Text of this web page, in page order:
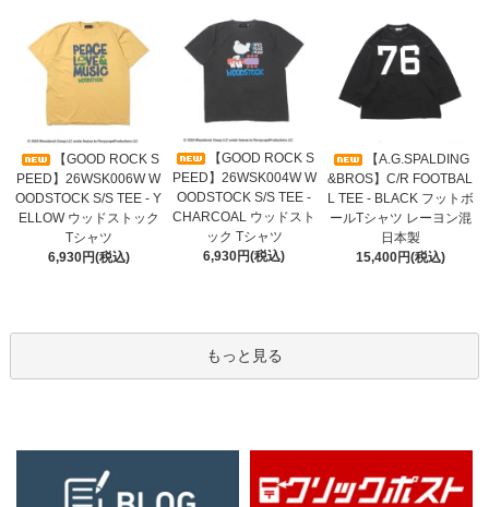
【GOOD ROCK S
PEED】26WSK006W W
OODSTOCK S/S TEE - Y
ELLOW ウッドストック
Tシャツ
6,930円(税込)
【GOOD ROCK S
PEED】26WSK004W W
OODSTOCK S/S TEE -
CHARCOAL ウッドスト
ック Tシャツ
6,930円(税込)
【A.G.SPALDING
&BROS】C/R FOOTBAL
L TEE - BLACK フットボ
ールTシャツ レーヨン混
日本製
15,400円(税込)
もっと見る